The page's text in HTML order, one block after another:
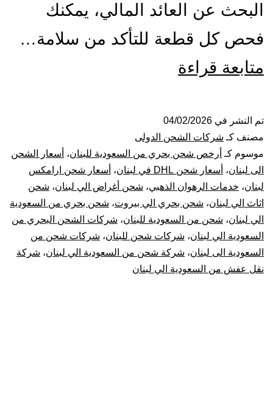
البحث عن العائد المالي، يمكنك
فحص كل قطعة للتأكد من سلامة…
متابعة قراءة
من
السعودية
الي
لبنان
|
نقل
تم النشر في 04/02/2026
مصنف كـ شركات الشحن الدولى
موسوم كـ أرخص شحن بحري من السعودية للبنان، أسعار الشحن
الى لبنان، أسعار شحن DHL في لبنان ، أسعار شحن ارامكس
لبنان، خدمات الرهوان الذهبي، شحن أغراض الي لبنان، شحن
اثاث الي لبنان، شحن بحري الي بيروت، شحن بحري من السعودية
الي لبنان، شحن من السعودية للبنان، شركات الشحن البحري من
السعودية الي لبنان، شركات شحن للبنان، شركات شحن من
السعودية الى لبنان، شركة شحن من السعودية الي لبنان، شركة
نقل عفش من السعودية الي لبنان